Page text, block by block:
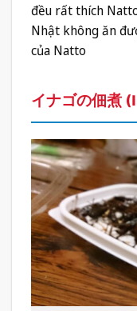
đều rất thích
Nhật không ăn
của Natto
イナゴの佃煮